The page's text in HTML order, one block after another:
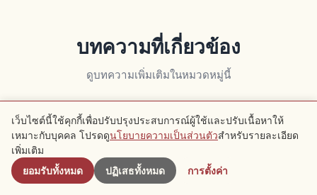
บทความที่เกี่ยวข้อง
ดูบทความเพิ่มเติมในหมวดหมู่นี้
Kyoto Kyoto
ใกล้เคียง
เว็บไซต์นี้ใช้คุกกี้เพื่อปรับปรุงประสบการณ์ผู้ใช้และปรับเนื้อหาให้
เหมาะกับบุคคล โปรดดูนโยบายความเป็นส่วนตัวสำหรับรายละเอียด
เพิ่มเติม
ยอมรับทั้งหมด
ปฏิเสธทั้งหมด การตั้งค่า